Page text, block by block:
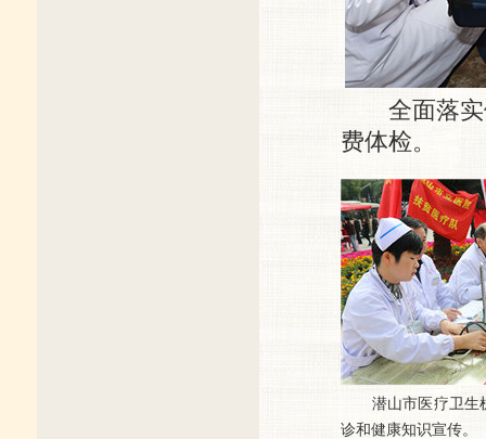
全面落实
费体检。
潜山市医疗卫生
诊和健康知识宣传。